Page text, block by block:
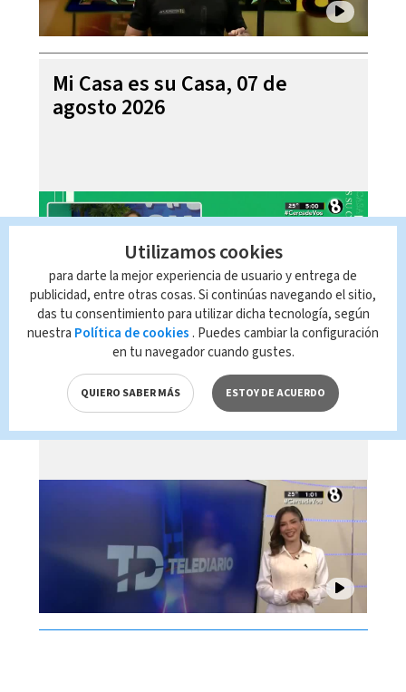
Mi Casa es su Casa, 07 de
agosto 2026
Telediario En Directo con Paula
Brenes, 07 de agosto 2026
Utilizamos cookies
para darte la mejor experiencia de usuario y entrega de
publicidad, entre otras cosas. Si continúas navegando el sitio,
das tu consentimiento para utilizar dicha tecnología, según
nuestra Política de cookies . Puedes cambiar la configuración
en tu navegador cuando gustes.
QUIERO SABER MÁS ESTOY DE ACUERDO